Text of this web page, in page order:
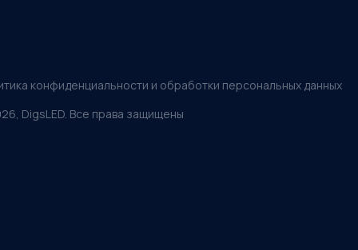
конфиденциальности и обработки персональных данных
, DigsLED. Все права защищены